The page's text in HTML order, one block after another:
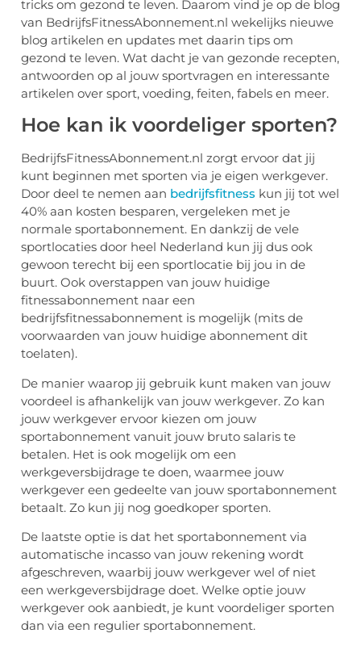
tricks om gezond te leven. Daarom vind je op de blog
van BedrijfsFitnessAbonnement.nl wekelijks nieuwe
blog artikelen en updates met daarin tips om
gezond te leven. Wat dacht je van gezonde recepten,
antwoorden op al jouw sportvragen en interessante
artikelen over sport, voeding, feiten, fabels en meer.
Hoe kan ik voordeliger sporten?
BedrijfsFitnessAbonnement.nl zorgt ervoor dat jij
kunt beginnen met sporten via je eigen werkgever.
Door deel te nemen aan bedrijfsfitness kun jij tot wel
40% aan kosten besparen, vergeleken met je
normale sportabonnement. En dankzij de vele
sportlocaties door heel Nederland kun jij dus ook
gewoon terecht bij een sportlocatie bij jou in de
buurt. Ook overstappen van jouw huidige
fitnessabonnement naar een
bedrijfsfitnessabonnement is mogelijk (mits de
voorwaarden van jouw huidige abonnement dit
toelaten).
De manier waarop jij gebruik kunt maken van jouw
voordeel is afhankelijk van jouw werkgever. Zo kan
jouw werkgever ervoor kiezen om jouw
sportabonnement vanuit jouw bruto salaris te
betalen. Het is ook mogelijk om een
werkgeversbijdrage te doen, waarmee jouw
werkgever een gedeelte van jouw sportabonnement
betaalt. Zo kun jij nog goedkoper sporten.
De laatste optie is dat het sportabonnement via
automatische incasso van jouw rekening wordt
afgeschreven, waarbij jouw werkgever wel of niet
een werkgeversbijdrage doet. Welke optie jouw
werkgever ook aanbiedt, je kunt voordeliger sporten
dan via een regulier sportabonnement.